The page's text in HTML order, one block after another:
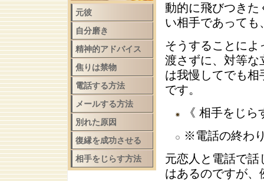
動的に飛びつきた
い相手であって
そうすることに
渡さずに、対等な
は我慢してでも
です。
《 相手をじ
※電話の終わ
元恋人と電話で
はあるのですが
元彼
自分磨き
精神的アドバイス
焦りは禁物
電話する方法
メールする方法
別れた原因
復縁を成功させる
相手をじらす方法